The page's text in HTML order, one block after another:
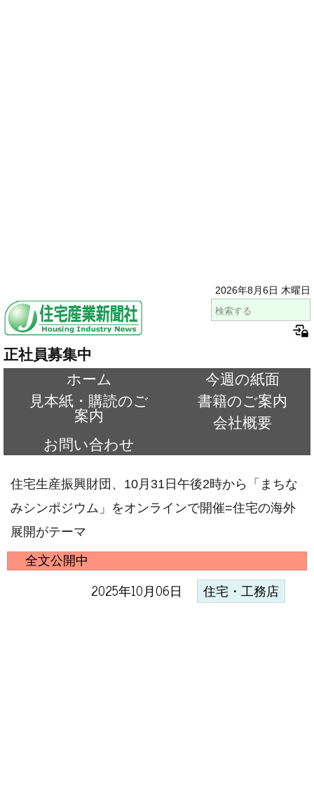
2026年8月6日 木曜日
正社員募集中
ホーム
今週の紙面
見本紙・購読のご
案内
書籍のご案内
会社概要
お問い合わせ
住宅生産振興財団、10月31日午後2時から「まちな
みシンポジウム」をオンラインで開催=住宅の海外
展開がテーマ
全文公開中
2025年10月06日 住宅・工務店